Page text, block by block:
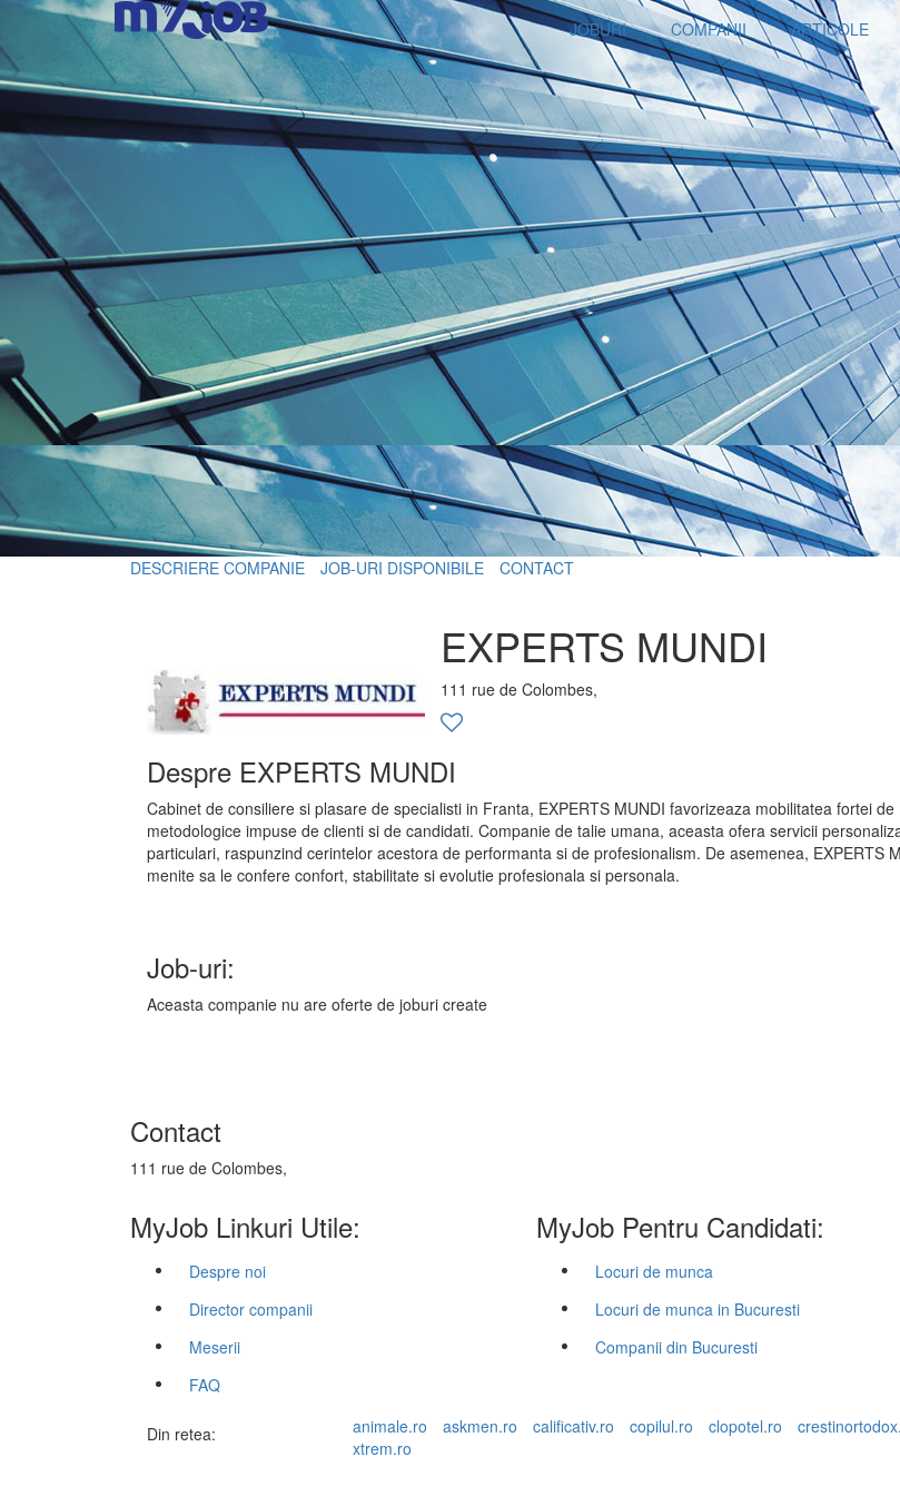
JOBURI COMPANII ARTICOLE
DESCRIERE COMPANIE JOB-URI DISPONIBILE CONTACT
EXPERTS MUNDI
111 rue de Colombes,
Despre EXPERTS MUNDI
Cabinet de consiliere si plasare de specialisti in Franta, EXPERTS MUNDI favorizeaza mobilitatea fortei
metodologice impuse de clienti si de candidati. Companie de talie umana, aceasta ofera servicii
particulari, raspunzind cerintelor acestora de performanta si de profesionalism. De asemenea, EXPERTS
menite sa le confere confort, stabilitate si evolutie profesionala si personala.
Job-uri:
Aceasta companie nu are oferte de joburi create
Contact
111 rue de Colombes,
MyJob Linkuri Utile:
Despre noi
Director companii
Meserii
FAQ
MyJob Pentru Candidati:
Locuri de munca
Locuri de munca in Bucuresti
Companii din Bucuresti
Din retea: animale.ro askmen.ro calificativ.ro copilul.ro clopotel.ro
xtrem.ro